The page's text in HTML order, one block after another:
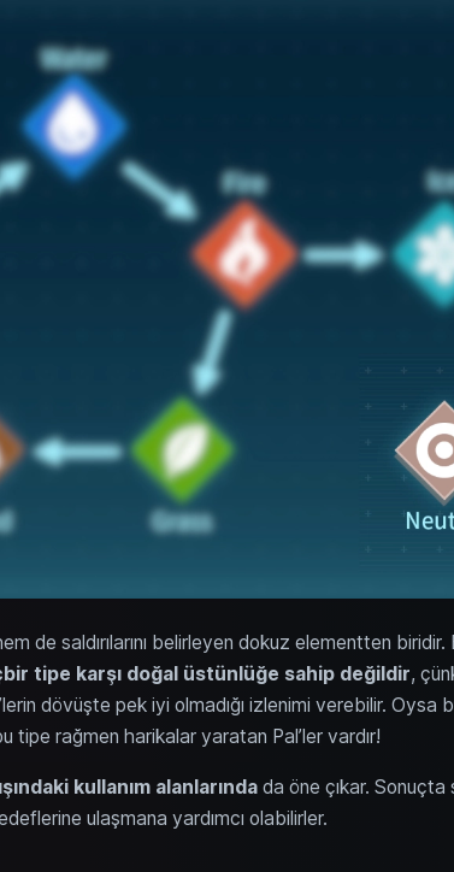
de saldırılarını belirleyen dokuz elementten
tipe karşı doğal üstünlüğe sahip değildir,
dövüşte pek iyi olmadığı izlenimi verebilir. Oysa
tipe rağmen harikalar yaratan Pal’ler vardır!
kullanım alanlarındada öne çıkar. Sonuçta
ulaşmana yardımcı olabilirler.